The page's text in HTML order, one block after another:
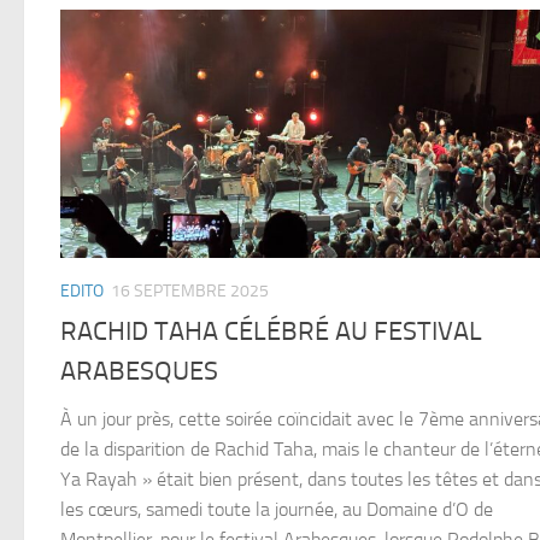
EDITO 16 SEPTEMBRE 2025
RACHID TAHA CÉLÉBRÉ AU FESTIVAL
ARABESQUES
À un jour près, cette soirée coïncidait avec le 7ème
de la disparition de Rachid Taha, mais le chanteur de
Ya Rayah » était bien présent, dans toutes les têtes et
les cœurs, samedi toute la journée, au Domaine d’O de